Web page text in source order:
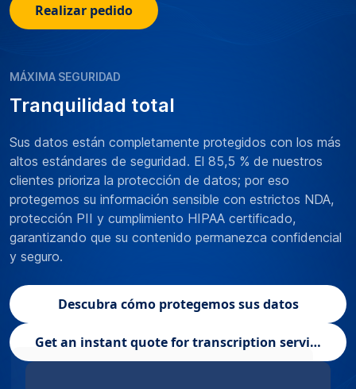
Realizar pedido
MÁXIMA SEGURIDAD
Tranquilidad total
Sus datos están completamente protegidos con los más
altos estándares de seguridad. El 85,5 % de nuestros
clientes prioriza la protección de datos; por eso
protegemos su información sensible con estrictos NDA,
protección PII y cumplimiento HIPAA certificado,
garantizando que su contenido permanezca confidencial
y seguro.
Descubra cómo protegemos sus datos
Get an instant quote for transcription services